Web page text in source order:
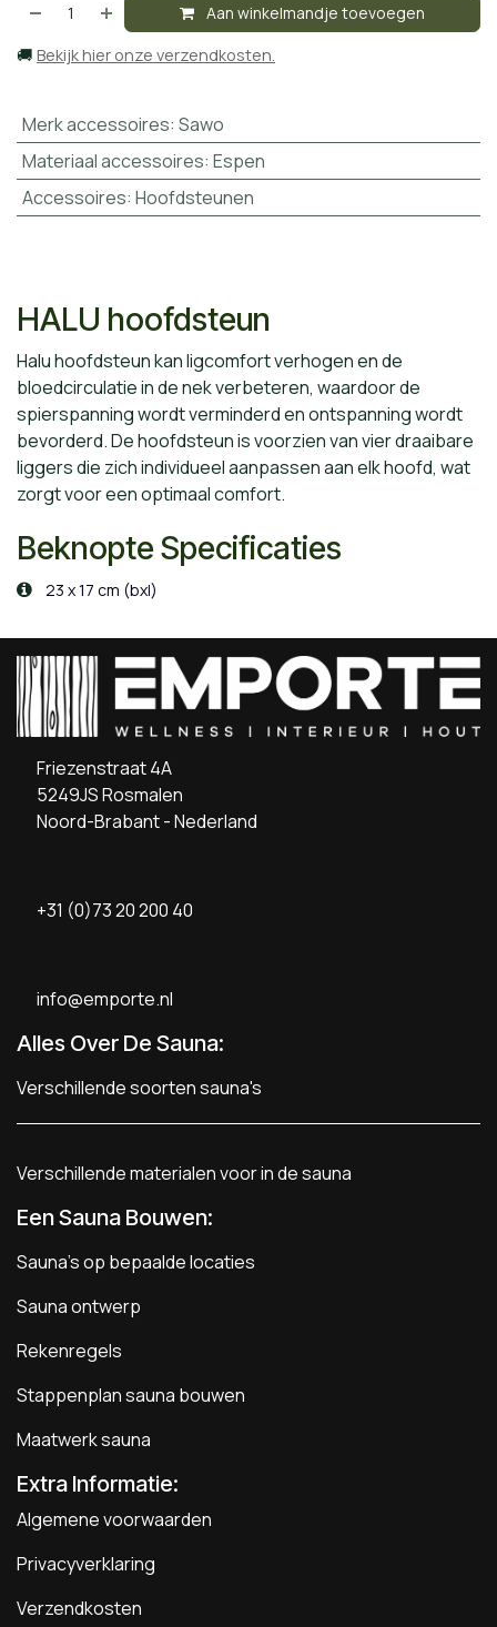
Aan winkelmandje toevoegen
🚚 Bekijk hier onze verzendkosten.
Merk accessoires: Sawo
Materiaal accessoires: Espen
Accessoires: Hoofdsteunen
HALU hoofdsteun
Halu hoofdsteun kan ligcomfort verhogen en de
bloedcirculatie in de nek verbeteren, waardoor de
spierspanning wordt verminderd en ontspanning wordt
bevorderd. De hoofdsteun is voorzien van vier draaibare
liggers die zich individueel aanpassen aan elk hoofd, wat
zorgt voor een optimaal comfort.
Beknopte Specificaties
23 x 17 cm (bxl)
Friezenstraat 4A
5249JS Rosmalen
Noord-Brabant - Nederland
+31 (0)73 20 200 40
info@emporte.nl
Alles Over De Sauna:
Verschillende soorten sauna's
Verschillende materialen voor in de sauna
Een Sauna Bouwen:
Sauna's op bepaalde locaties
Sauna ontwerp
Rekenregels
Stappenplan sauna bouwen
Maatwerk sauna
Extra Informatie:
Algemene voorwaarden
Privacyverklaring
Verzendkosten